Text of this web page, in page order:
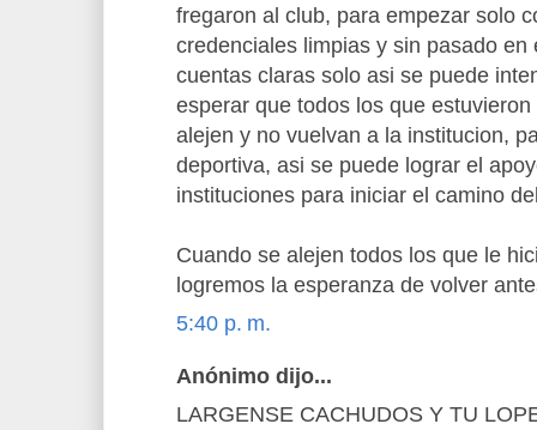
fregaron al club, para empezar solo
credenciales limpias y sin pasado en
cuentas claras solo asi se puede
esperar que todos los que
alejen y no vuelvan a la institucion,
deportiva, asi se puede lograr el
instituciones para iniciar el camino
Cuando se alejen todos los que le
logremos la esperanza de volver
5:40 p. m.
Anónimo dijo...
LARGENSE CACHUDOS Y TU